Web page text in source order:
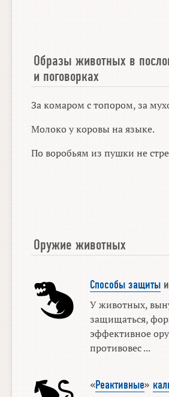
Образы животных в
и поговорках
За комаром с топором, за
Молоко у коровы на языке.
По воробьям из пушки не
Оружие животных
Способы защитыи
У животных,
защищаться,
эффективное
противовес ...
«Реактивные»